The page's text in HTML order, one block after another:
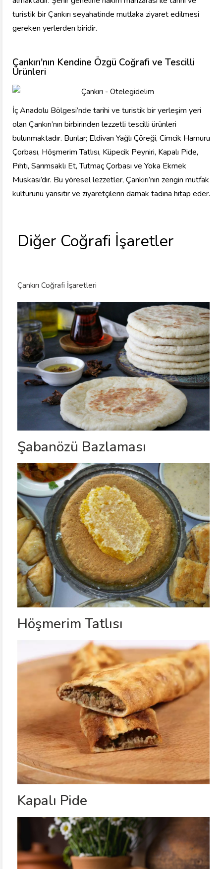
turistik bir Çankırı seyahatinde mutlaka ziyaret edilmesi
gereken yerlerden biridir.
Çankırı'nın Kendine Özgü Coğrafi ve Tescilli
Ürünleri
İç Anadolu Bölgesi’nde tarihi ve turistik bir yerleşim yeri
olan Çankırı’nın birbirinden lezzetli tescilli ürünleri
bulunmaktadır. Bunlar; Eldivan Yağlı Çöreği, Cimcik Hamuru
Çorbası, Höşmerim Tatlısı, Küpecik Peyniri, Kapalı Pide,
Pıhtı, Sarımsaklı Et, Tutmaç Çorbası ve Yoka Ekmek
Muskası’dır. Bu yöresel lezzetler, Çankırı’nın zengin mutfak
kültürünü yansıtır ve ziyaretçilerin damak tadına hitap eder.
Diğer Coğrafi İşaretler
Çankırı Coğrafi İşaretleri
Şabanözü Bazlaması
Höşmerim Tatlısı
Kapalı Pide